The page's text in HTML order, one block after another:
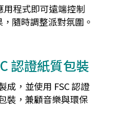
程式即可遠端控制
隨時調整派對氛圍。
認證紙質包裝
成，並使用 FSC 認證
裝，兼顧音樂與環保